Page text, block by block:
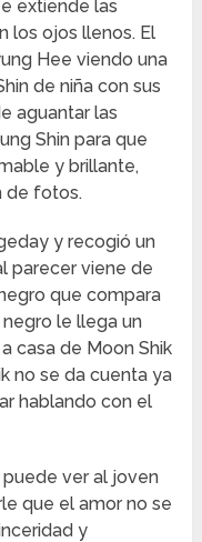
extiende las
los ojos llenos. El
Hee viendo una
de niña con sus
aguantar las
Shin para que
y brillante,
de fotos.
y recogió un
parecer viene de
que compara
le llega un
casa de Moon Shik
no se da cuenta ya
hablando con el
ver al joven
que el amor no se
y